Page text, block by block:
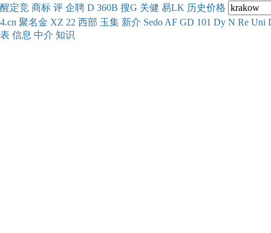
醒定竞 商标 评 企聘 D 360B 搜G 关健 易LK 历史价格
4.cn 聚名金 XZ 22 西部 玉集 新介 Sedo AF GD 101 Dy N Re Uni
表 信息 中介 知识